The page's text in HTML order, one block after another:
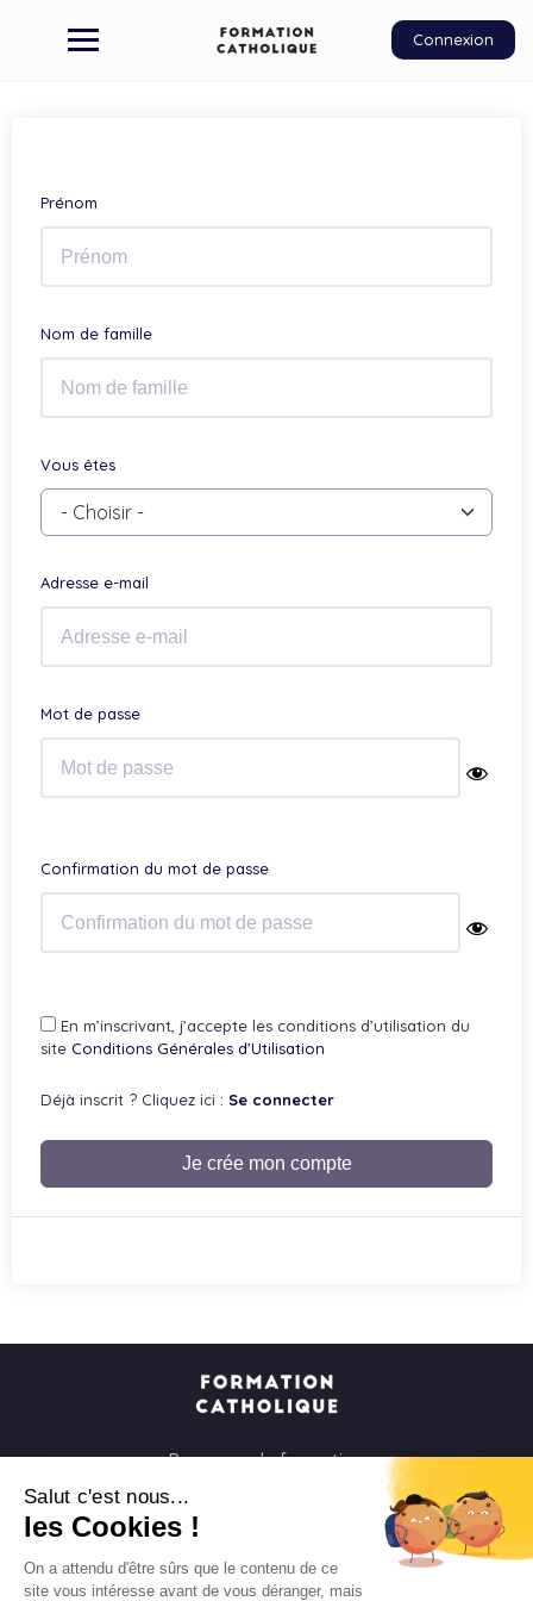
Salut c'est nous...
les Cookies !
On a attendu d'être sûrs que le contenu de ce
site vous intéresse avant de vous déranger, mais
Connexion
Prénom
Nom de famille
Vous êtes
- Choisir -
Adresse e-mail
Mot de passe
Confirmation du mot de passe
En m’inscrivant, j’accepte les conditions d’utilisation du
site Conditions Générales d’Utilisation
Déjà inscrit ? Cliquez ici : Se connecter
Je crée mon compte
Parcours de formation
Parcours spirituels